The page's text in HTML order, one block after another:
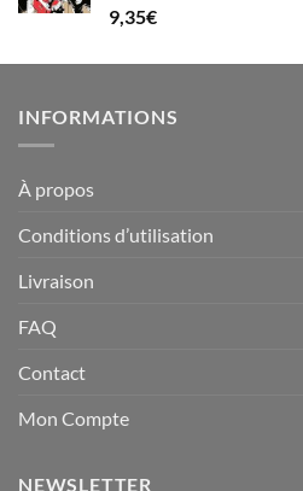
Note5.00
sur 5
9,35€
INFORMATIONS
À propos
Conditions d’utilisation
Livraison
FAQ
Contact
Mon Compte
NEWSLETTER